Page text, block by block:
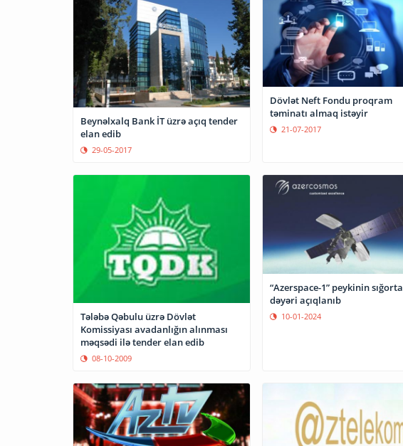
Beynəlxalq Bank İT üzrə açıq tender
elan edib
29-05-2017
Dövlət Neft Fondu proqram
təminatı almaq istəyir
21-07-2017
Tələbə Qəbulu üzrə Dövlət
Komissiyası avadanlığın alınması
məqsədi ilə tender elan edib
08-10-2009
“Azerspace-1” peykinin sığorta
dəyəri açıqlanıb
10-01-2024